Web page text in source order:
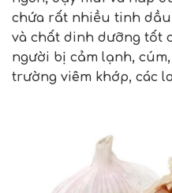
chứa rất nhiều tinh
và chất dinh dưỡng tốt
người bị cảm lạnh,
trường viêm khớp, các